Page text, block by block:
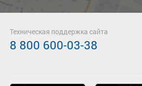
Техническая поддержка сайта
8 800 600-03-38